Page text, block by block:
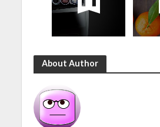
About Author